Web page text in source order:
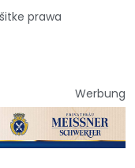
prawa
Werbung